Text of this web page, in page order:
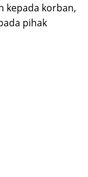
kepada korban,
pihak